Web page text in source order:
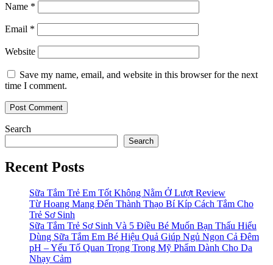
Name *
Email *
Website
Save my name, email, and website in this browser for the next
time I comment.
Search
Search
Recent Posts
Sữa Tắm Trẻ Em Tốt Không Nằm Ở Lượt Review
Từ Hoang Mang Đến Thành Thạo Bí Kíp Cách Tắm Cho
Trẻ Sơ Sinh
Sữa Tắm Trẻ Sơ Sinh Và 5 Điều Bé Muốn Bạn Thấu Hiểu
Dùng Sữa Tắm Em Bé Hiệu Quả Giúp Ngủ Ngon Cả Đêm
pH – Yếu Tố Quan Trọng Trong Mỹ Phẩm Dành Cho Da
Nhạy Cảm